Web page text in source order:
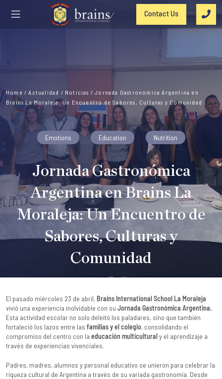
Contact Us
Home /Actualidad / Noticias /Jornada Gastronómica Argentina en
Brains La Moraleja: Un Encuentro de Sabores, Culturas y Comunidad
Emotions Education Nutrition
Jornada Gastronómica
Argentina en Brains La
Moraleja: Un Encuentro de
Sabores, Culturas y
Comunidad
El pasado miércoles 23 de abril, Brains International School La Moraleja
vivió una experiencia inolvidable con su Jornada Gastronómica Argentina.
Esta actividad escolar no solo deleitó los paladares, sino que también
fortaleció los lazos entre las familias y el colegio, consolidando el
compromiso del centro con la educación multiculturaly el aprendizaje a
través de experiencias vivenciales.
Padres, madres, alumnos y personal educativo se unieron para celebrar la
riqueza cultural de Argentina a través de su variada gastronomía. Desde